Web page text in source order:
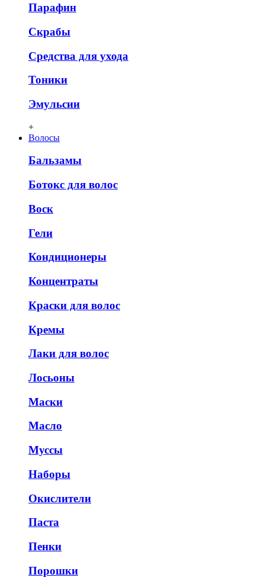
Парафин
Скрабы
Средства для ухода
Тоники
Эмульсии
+
Волосы
Бальзамы
Ботокс для волос
Воск
Гели
Кондиционеры
Концентраты
Краски для волос
Кремы
Лаки для волос
Лосьоны
Маски
Масло
Муссы
Наборы
Окислители
Паста
Пенки
Порошки